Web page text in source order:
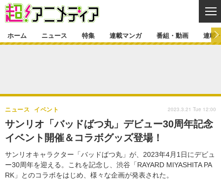
ゲーム・アプリ マンガ
グッズ イベント
声優 コスプレ
舞台 新帝スタ
特集一覧 カバー
ラキりす
連載マンガ
連載マンガ一覧 連載一覧
番組・動画
番組・動画一覧 ラジオ
動画
連載・ブログ
連載・ブログ一覧 コラム
ホーム ニュース 特集 連載マンガ 番組・動画 連載
サンリオ「バッドばつ丸」デビュー30周年記念
イベント開催＆コラボグッズ登場！
サンリオキャラクター「バッドばつ丸」が、2023年4月1日にデビュ
ー30周年を迎える。これを記念し、渋谷「RAYARD MIYASHITA PA
RK」とのコラボをはじめ、様々な企画が発表された。
ニュース イベント 2023.3.21 Tue 12:00